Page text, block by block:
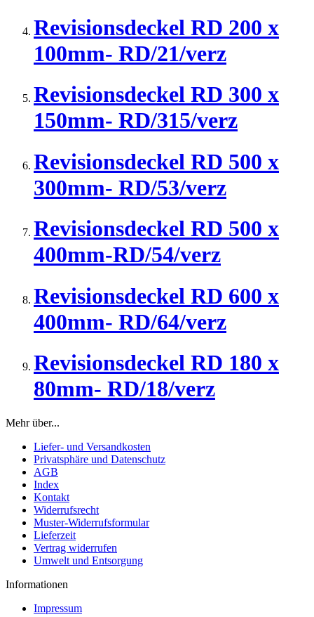
Revisionsdeckel RD 200 x
100mm- RD/21/verz
Revisionsdeckel RD 300 x
150mm- RD/315/verz
Revisionsdeckel RD 500 x
300mm- RD/53/verz
Revisionsdeckel RD 500 x
400mm-RD/54/verz
Revisionsdeckel RD 600 x
400mm- RD/64/verz
Revisionsdeckel RD 180 x
80mm- RD/18/verz
Mehr über...
Liefer- und Versandkosten
Privatsphäre und Datenschutz
AGB
Index
Kontakt
Widerrufsrecht
Muster-Widerrufsformular
Lieferzeit
Vertrag widerrufen
Umwelt und Entsorgung
Informationen
Impressum